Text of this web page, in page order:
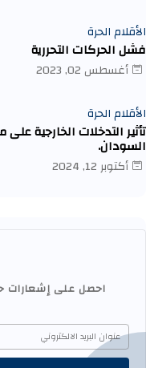
الأقلام الحرة
فشل الحركات التحررية
أغسطس 02, 2023
الأقلام الحرة
تأثير التدخلات الخارجية
السودان.
أكتوبر 12, 2024
احصل على إشعارات